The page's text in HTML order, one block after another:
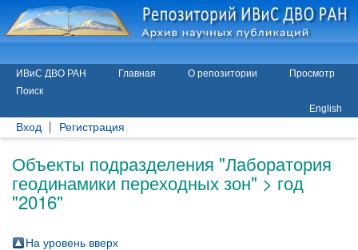
ИВиС ДВО РАН Главная О репозитории
Просмотр
Поиск
English
Вход Регистрация
Объекты подразделения "Лаборатория
геодинамики переходных зон" > год
"2016"
На уровень вверх